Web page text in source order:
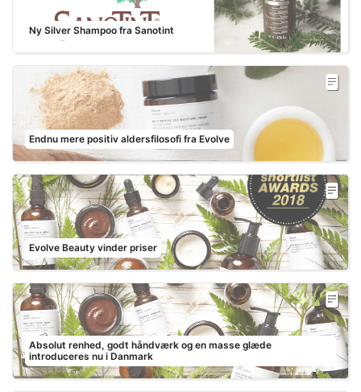
Ny Silver Shampoo fra Sanotint
Endnu mere positiv aldersfilosofi fra Evolve
Evolve Beauty vinder priser
Absolut renhed, godt håndværk og en masse glæde
introduceres nu i Danmark